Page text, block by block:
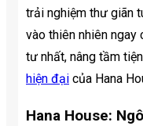
trải nghiệm thư giãn
vào thiên nhiên ngay
tư nhất, nâng tầm
hiện đại của Hana
Hana House: